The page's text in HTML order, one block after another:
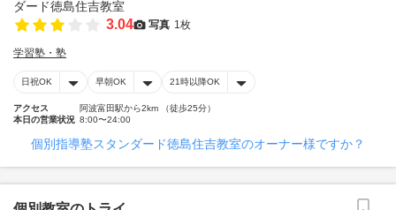
3.04 写真 1枚
学習塾・塾
日祝OK 早朝OK 21時以降OK
アクセス
阿波富田駅から2km （徒歩25分）
本日の営業状況 8:00〜24:00
個別指導塾スタンダード徳島住吉教室のオーナー様ですか？